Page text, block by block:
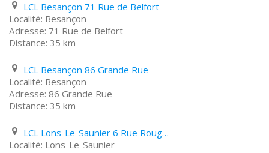
LCL Besançon 71 Rue de Belfort
Besançon
71 Rue de Belfort
35 km
LCL Besançon 86 Grande Rue
Besançon
86 Grande Rue
35 km
LCL Lons-Le-Saunier 6 Rue Rouget de Lisle
Lons-Le-Saunier